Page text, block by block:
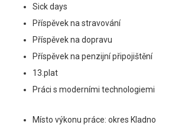
Sick days
Příspěvek na stravování
Příspěvek na dopravu
Příspěvek na penzijní připojištění
13.plat
Práci s moderními technologiemi
Místo výkonu práce: okres Kladno